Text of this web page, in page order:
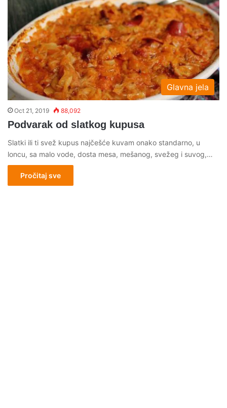
Glavna jela
Oct 21, 2019 88,092
Podvarak od slatkog kupusa
Slatki ili ti svež kupus najčešće kuvam onako standarno, u
loncu, sa malo vode, dosta mesa, mešanog, svežeg i suvog,…
Pročitaj sve